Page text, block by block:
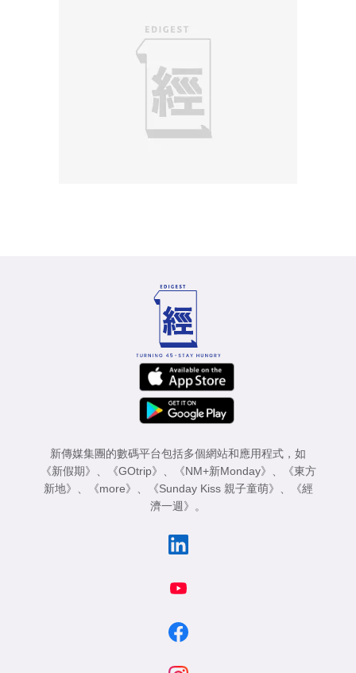
新傳媒集團的數碼平台包括多個網站和應用程式，如
《新假期》 、 《GOtrip》 、 《NM+新Monday》 、
《東方
新地》 、 《more》 、 《Sunday Kiss 親子童萌》 、
《經
濟一週》 。